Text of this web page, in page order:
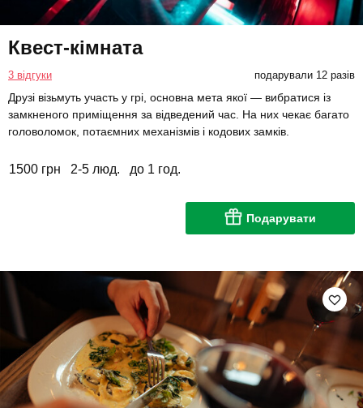
Квест-кімната
3 відгуки подарували 12 разів
Друзі візьмуть участь у грі, основна мета якої — вибратися із
замкненого приміщення за відведений час. На них чекає багато
головоломок, потаємних механізмів і кодових замків.
1500 грн 2-5 люд. до 1 год.
Подарувати